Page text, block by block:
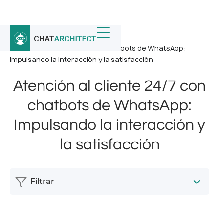
Inicio Noticias /
Atención al cliente 24/7 con chatbots de WhatsApp:
Impulsando la interacción y la satisfacción
Atención al cliente 24/7 con
chatbots de WhatsApp:
Impulsando la interacción y
la satisfacción
Filtrar